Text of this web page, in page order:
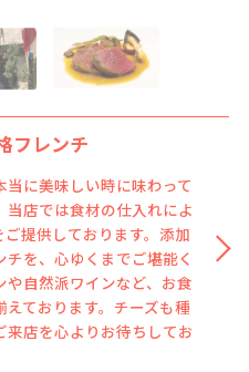
フレンチ
当に美味しい時に味わって
店では食材の仕入れによ
提供しております。添加
を、心ゆくまでご堪能く
自然派ワインなど、お食
ております。チーズも種
店を心よりお待ちしてお